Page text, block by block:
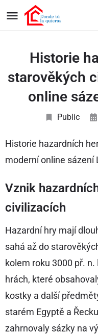
Historie
starověkých
online
Public
Historie hazardních
moderní online sázení
Vznik
civilizacích
Hazardní hry mají
sahá až do
kolem roku 3000 př.
hrách, které
kostky a další
starém Egyptě a
zahrnovaly sázky na